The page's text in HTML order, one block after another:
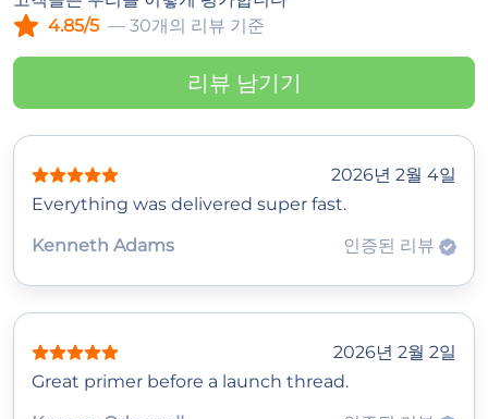
4.85/5 — 30개의 리뷰 기준
리뷰 남기기
2026년 2월 4일
Everything was delivered super fast.
Kenneth Adams
인증된 리뷰
2026년 2월 2일
Great primer before a launch thread.